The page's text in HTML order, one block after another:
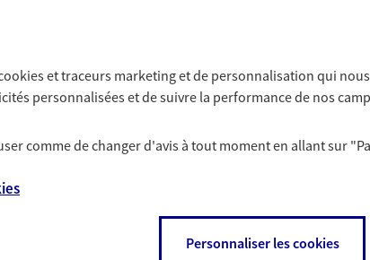
d'invalidité,
AXA Épargne
et traceurs marketing et de personnalisation qui
personnalisées et de suivre la performance de nos
comme de changer d'avis à tout moment en allant sur
Personnaliser les cookies